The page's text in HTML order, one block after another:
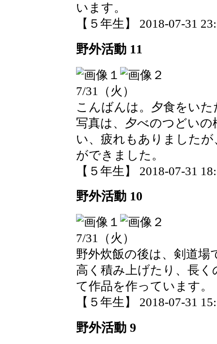
います。
【５年生】 2018-07-31
野外活動 11
7/31（火）
こんばんは。夕食をい
写真は、夕べのつどい
い、疲れもありました
ができました。
【５年生】 2018-07-31
野外活動 10
7/31（火）
野外炊飯の後は、剣道
高く積み上げたり、長
て作品を作っています。
【５年生】 2018-07-31
野外活動 9